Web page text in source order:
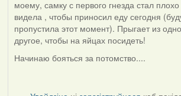
моему, самку с первого гнезда стал
видела , чтобы приносил еду сегодня
пропустила этот момент). Прыгает из
другое, чтобы на яйцах посидеть!
Начинаю бояться за потомство....